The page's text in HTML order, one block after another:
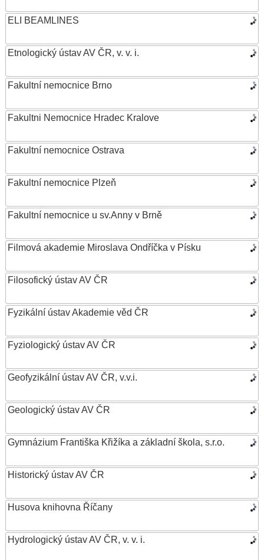
ELI BEAMLINES
Etnologický ústav AV ČR, v. v. i.
Fakultní nemocnice Brno
Fakultni Nemocnice Hradec Kralove
Fakultní nemocnice Ostrava
Fakultní nemocnice Plzeň
Fakultní nemocnice u sv.Anny v Brně
Filmová akademie Miroslava Ondříčka v Písku
Filosofický ústav AV ČR
Fyzikální ústav Akademie věd ČR
Fyziologický ústav AV ČR
Geofyzikální ústav AV ČR, v.v.i.
Geologický ústav AV ČR
Gymnázium Františka Křižíka a základní škola, s.r.o.
Historický ústav AV ČR
Husova knihovna Říčany
Hydrologický ústav AV ČR, v. v. i.